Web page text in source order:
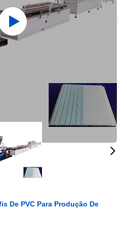
De PVC Para Produção De